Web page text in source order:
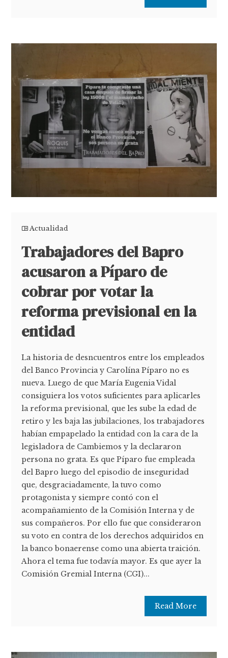
Actualidad
Trabajadores del Bapro
acusaron a Píparo de
cobrar por votar la
reforma previsional en la
entidad
La historia de desncuentros entre los empleados
del Banco Provincia y Carolína Píparo no es
nueva. Luego de que María Eugenia Vidal
consiguiera los votos suficientes para aplicarles
la reforma previsional, que les sube la edad de
retiro y les baja las jubilaciones, los trabajadores
habían empapelado la entidad con la cara de la
legisladora de Cambiemos y la declararon
persona no grata. Es que Píparo fue empleada
del Bapro luego del episodio de inseguridad
que, desgraciadamente, la tuvo como
protagonista y siempre contó con el
acompañamiento de la Comisión Interna y de
sus compañeros. Por ello fue que consideraron
su voto en contra de los derechos adquiridos en
la banco bonaerense como una abierta traición.
Ahora el tema fue todavía mayor. Es que ayer la
Comisión Gremial Interna (CGI)...
Read More